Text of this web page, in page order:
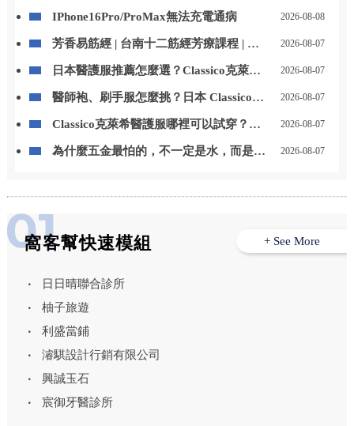
IPhone16Pro/ProMax無法充電通病 2026-08-08
芳香易筋經 | 台南十二筋經芳療課程 | 台
2026-08-07
日本醫護服推薦怎麼選？Classico克萊希
2026-08-07
醫師袍、刷手服怎麼挑？日本 Classico克
2026-08-07
Classico克萊希醫護服哪裡可以試穿？
2026-08-07
為什麼五金最怕的，不一定是水，而是
膜｜台中浴室鍍膜｜台中廚房鍍膜
2026-08-07
窩客幫快速模組
日日晴聯合診所
柚子旅遊
利盛當鋪
濬騏設計行銷有限公司
興誠玉石
宸御牙醫診所
+ See More